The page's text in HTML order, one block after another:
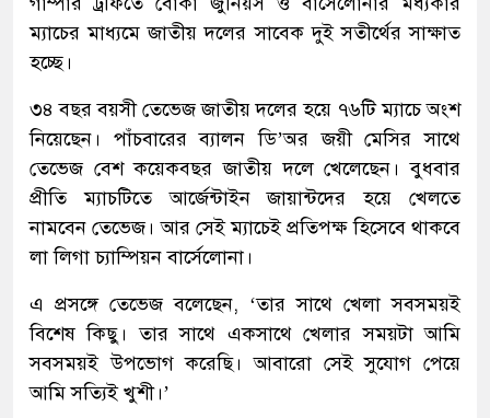
ম্যাচের মাধ্যমে জাতীয় দলের সাবেক দুই সতীর্থের সাক্ষাত
হচ্ছে।
৩৪ বছর বয়সী তেভেজ জাতীয় দলের হয়ে ৭৬টি ম্যাচে অংশ
নিয়েছেন। পাঁচবারের ব্যালন ডি’অর জয়ী মেসির সাথে
তেভেজ বেশ কয়েকবছর জাতীয় দলে খেলেছেন। বুধবার
প্রীতি ম্যাচটিতে আর্জেন্টাইন জায়ান্টদের হয়ে খেলতে
নামবেন তেভেজ। আর সেই ম্যাচেই প্রতিপক্ষ হিসেবে থাকবে
লা লিগা চ্যাম্পিয়ন বার্সেলোনা।
এ প্রসঙ্গে তেভেজ বলেছেন, ‘তার সাথে খেলা সবসময়ই
বিশেষ কিছু। তার সাথে একসাথে খেলার সময়টা আমি
সবসময়ই উপভোগ করেছি। আবারো সেই সুযোগ পেয়ে
আমি সত্যিই খুশী।’